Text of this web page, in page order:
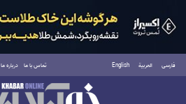
فارسی العربية English تماس با ما درباره ما
پنجشنبه ۱۵ مرداد ۱۴۰۵